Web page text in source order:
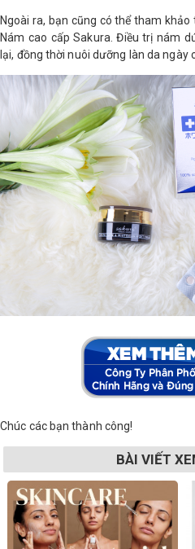
Ngoài ra, bạn cũng có thể tham
Nám cao cấp Sakura. Điều trị nám
lại, đồng thời nuôi dưỡng làn da ngày
Chúc các bạn thành công!
BÀI VIẾT